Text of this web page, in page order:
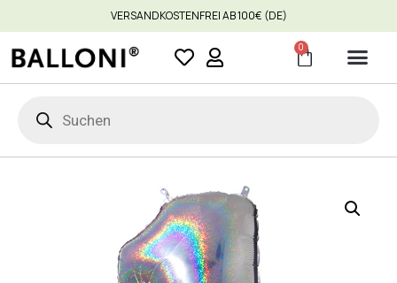
VERSANDKOSTENFREI AB 100€ (DE)
0